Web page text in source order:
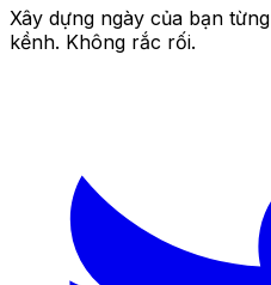
Xây dựng ngày của bạn từng
kềnh. Không rắc rối.